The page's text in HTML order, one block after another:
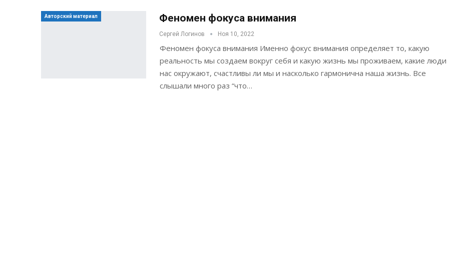
Авторский материал Феномен фокуса внимания
Сергей Логинов Ноя 10, 2022
Феномен фокуса внимания Именно фокус внимания определяет то, какую
реальность мы создаем вокруг себя и какую жизнь мы проживаем, какие люди
нас окружают, счастливы ли мы и насколько гармонична наша жизнь. Все
слышали много раз “что…